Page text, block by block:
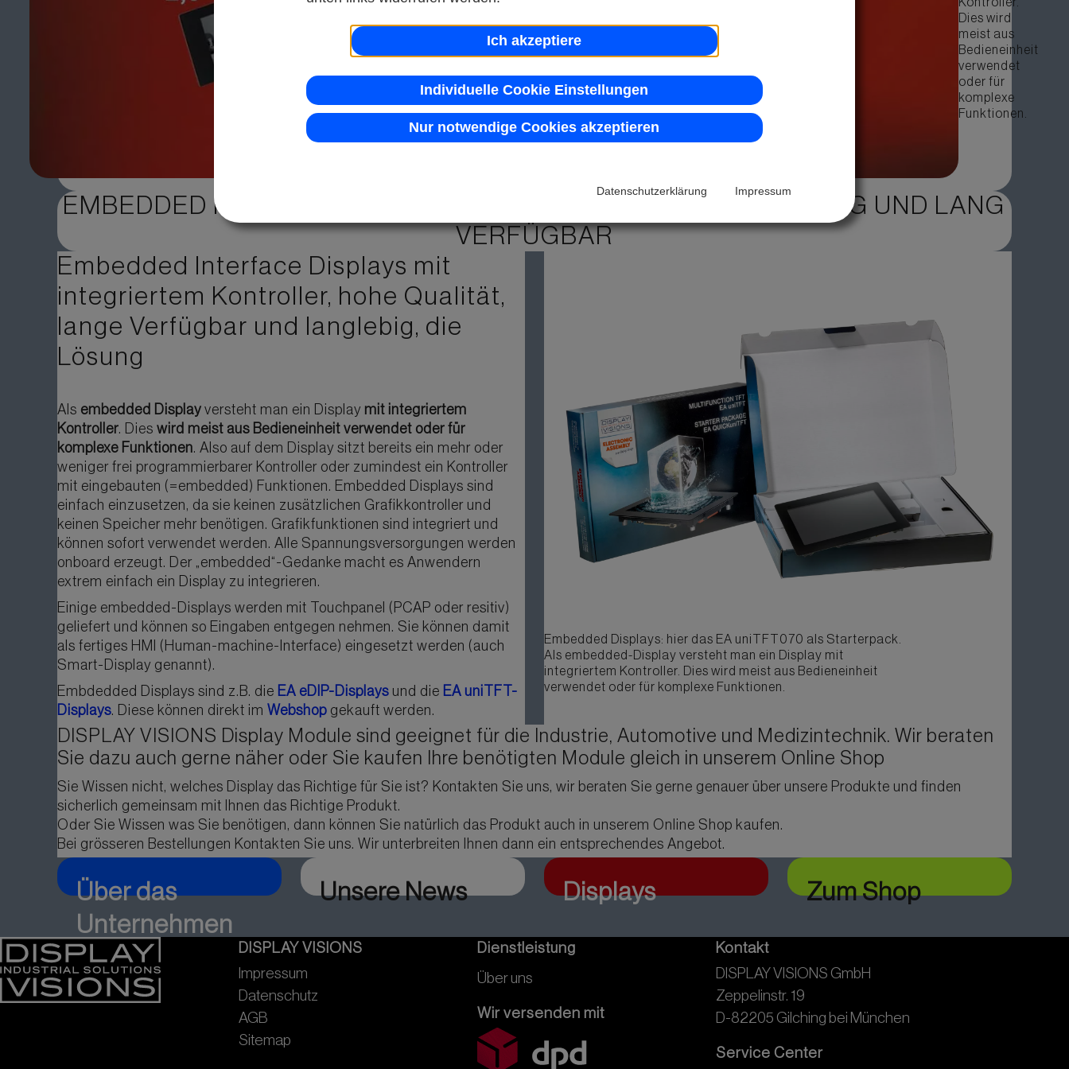
Ich akzeptiere
Individuelle Cookie Einstellungen
Nur notwendige Cookies akzeptieren
Datenschutzerklärung Impressum
Dies wird
meist aus
Bedieneinheit
verwendet
oder für
komplexe
Funktionen.
EMBEDDED INTERFACE DISPLAY FÜR DIE INDUSTRIE, LANGLEBIG UND LANG
VERFÜGBAR
Embedded Interface Displays mit
integriertem Kontroller, hohe Qualität,
lange Verfügbar und langlebig, die
Lösung
Als embedded Displayversteht man ein Display mit integriertem
Kontroller. Dies wird meist aus Bedieneinheit verwendet oder für
komplexe Funktionen. Also auf dem Display sitzt bereits ein mehr oder
weniger frei programmierbarer Kontroller oder zumindest ein Kontroller
mit eingebauten (=embedded) Funktionen. Embedded Displays sind
einfach einzusetzen, da sie keinen zusätzlichen Grafikkontroller und
keinen Speicher mehr benötigen. Grafikfunktionen sind integriert und
können sofort verwendet werden. Alle Spannungsversorgungen werden
onboard erzeugt. Der „embedded“-Gedanke macht es Anwendern
extrem einfach ein Display zu integrieren.
Einige embedded-Displays werden mit Touchpanel (PCAP oder resitiv)
geliefert und können so Eingaben entgegen nehmen. Sie können damit
als fertiges HMI (Human-machine-Interface) eingesetzt werden (auch
Smart-Display genannt).
Embdedded Displays sind z.B. die EA eDIP-Displaysund die EA uniTFT-
Displays. Diese können direkt im Webshopgekauft werden.
Embedded Displays: hier das EA uniTFT070 als Starterpack.
Als embedded-Display versteht man ein Display mit
integriertem Kontroller. Dies wird meist aus Bedieneinheit
verwendet oder für komplexe Funktionen.
DISPLAY VISIONS Display Module sind geeignet für die Industrie, Automotive und Medizintechnik. Wir beraten
Sie dazu auch gerne näher oder Sie kaufen Ihre benötigten Module gleich in unserem Online Shop
Sie Wissen nicht, welches Display das Richtige für Sie ist? Kontakten Sie uns, wir beraten Sie gerne genauer über unsere Produkte und finden
sicherlich gemeinsam mit Ihnen das Richtige Produkt.
Oder Sie Wissen was Sie benötigen, dann können Sie natürlich das Produkt auch in unserem Online Shop kaufen.
Bei grösseren Bestellungen Kontakten Sie uns. Wir unterbreiten Ihnen dann ein entsprechendes Angebot.
Über das
Unternehmen
Unsere News Displays Zum Shop
DISPLAY VISIONS
Impressum
Datenschutz
AGB
Sitemap
Dienstleistung
Über uns
Wir versenden mit
Kontakt
DISPLAY VISIONS GmbH
Zeppelinstr. 19
D-82205 Gilching bei München
Service Center